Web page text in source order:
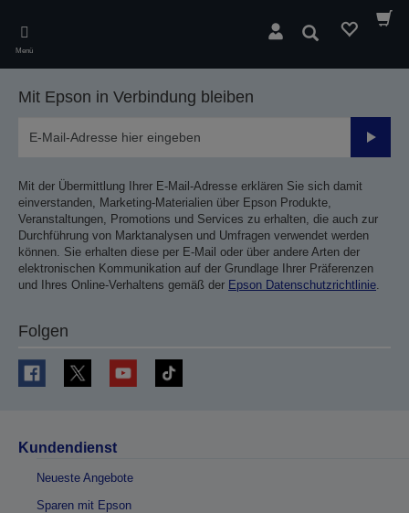
main
content
Menü
Suchen
Mit Epson in Verbindung bleiben
Mit der Übermittlung Ihrer E-Mail-Adresse erklären Sie sich damit
einverstanden, Marketing-Materialien über Epson Produkte,
Veranstaltungen, Promotions und Services zu erhalten, die auch zur
Durchführung von Marktanalysen und Umfragen verwendet werden
können. Sie erhalten diese per E-Mail oder über andere Arten der
elektronischen Kommunikation auf der Grundlage Ihrer Präferenzen
und Ihres Online-Verhaltens gemäß der Epson Datenschutzrichtlinie.
Folgen
Kundendienst
Neueste Angebote
Sparen mit Epson